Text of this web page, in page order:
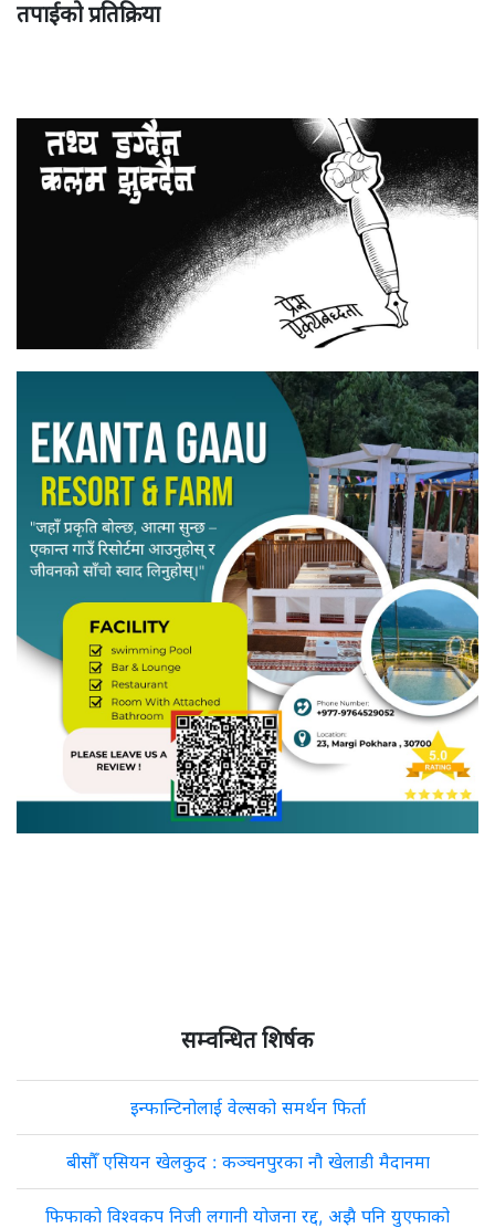
तपाईको प्रतिक्रिया
सम्वन्धित शिर्षक
इन्फान्टिनोलाई वेल्सको समर्थन फिर्ता
बीसौँ एसियन खेलकुद : कञ्चनपुरका नौ खेलाडी मैदानमा
फिफाको विश्वकप निजी लगानी योजना रद्द, अझै पनि युएफाको